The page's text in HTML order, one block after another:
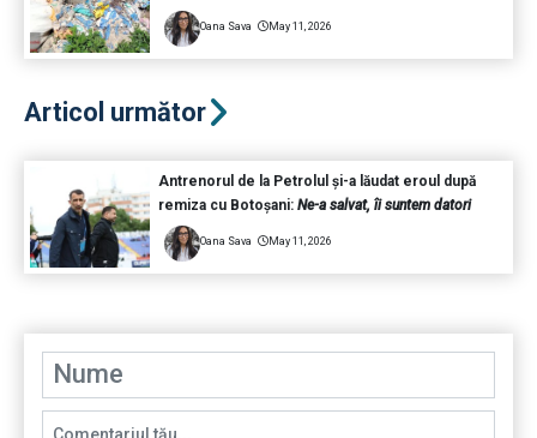
Oana Sava May 11, 2026
Articol următor
Antrenorul de la Petrolul și-a lăudat eroul după
remiza cu Botoșani: Ne-a salvat, îi suntem datori
Oana Sava May 11, 2026